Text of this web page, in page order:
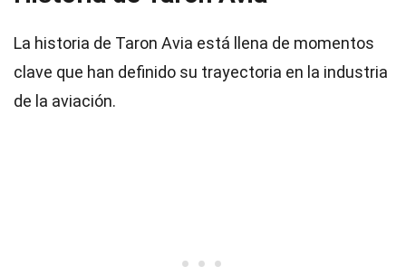
La historia de Taron Avia está llena de momentos
clave que han definido su trayectoria en la industria
de la aviación.